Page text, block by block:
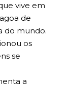
vive em
de
do mundo.
os
se
a